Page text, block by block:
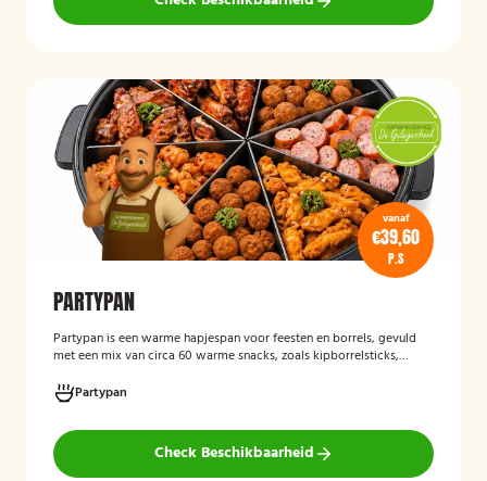
vanaf
€39,60
P.S
PARTYPAN
Partypan is een warme hapjespan voor feesten en borrels, gevuld
met een mix van circa 60 warme snacks, zoals kipborrelsticks,
geleverd en hoeft alleen nog verwarmd te worden, waardoor het
een eenvoudige en praktische cateringoplossing is voor
verjaardagen, jubilea, bedrijfsfeesten en andere bijeenkomsten.
Partypan
Check Beschikbaarheid